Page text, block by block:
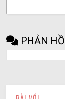
PHẢN HỒI